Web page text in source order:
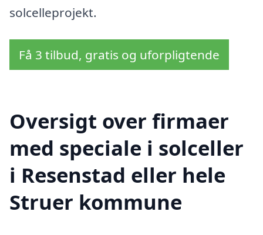
solcelleprojekt.
Få 3 tilbud, gratis og uforpligtende
Oversigt over firmaer
med speciale i solceller
i Resenstad eller hele
Struer kommune